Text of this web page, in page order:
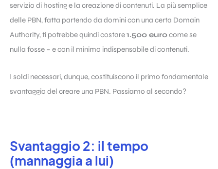
servizio di hosting e la creazione di contenuti. La più semplice
delle PBN, fatta partendo da domini con una certa Domain
Authority, ti potrebbe quindi costare1.500 eurocome se
nulla fosse – e con il minimo indispensabile di contenuti.
I soldi necessari, dunque, costituiscono il primo fondamentale
svantaggio del creare una PBN. Passiamo al secondo?
Svantaggio 2: il tempo
(mannaggia a lui)